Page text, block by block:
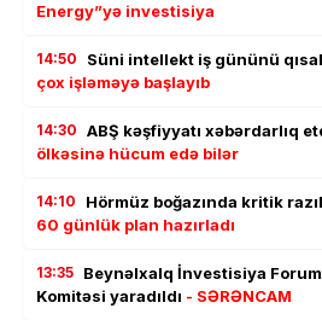
Energy”yə investisiya
14:50 Süni intellekt iş gününü
çox işləməyə başlayıb
14:30 ABŞ kəşfiyyatı xəbərdarlıq
ölkəsinə hücum edə bilər
14:10 Hörmüz boğazında kritik
60 günlük plan hazırladı
13:35 Beynəlxalq İnvestisiya
Komitəsi yaradıldı - SƏRƏNCAM